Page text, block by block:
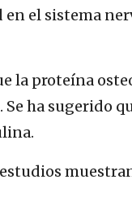
el sistema
proteína
ha sugerido